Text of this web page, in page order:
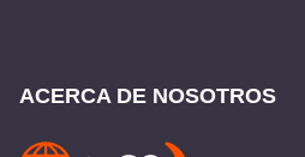
ACERCA DE NOSOTROS